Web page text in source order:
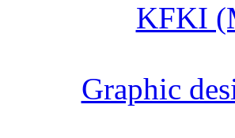
KFKI
Graphic